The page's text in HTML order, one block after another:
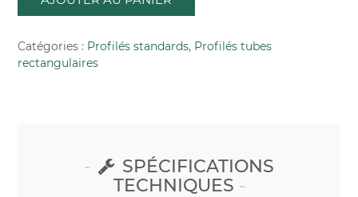
Catégories : Profilés standards, Profilés tubes
rectangulaires
SPÉCIFICATIONS
TECHNIQUES